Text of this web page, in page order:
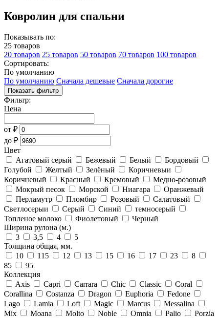
Ковролин для спальни
Показывать по:
25 товаров
20 товаров 25 товаров 50 товаров 70 товаров 100 товаров
Сортировать:
По умолчанию
По умолчанию Сначала дешевые Сначала дорогие
Показать фильтр
Фильтр:
Цена
от ₽
до ₽
Цвет
Агатовый серый
Бежевый Белый
Бордовый
Голубой
Желтый Зелёный
Коричневыи
Коричневый
Красный Кремовый
Медно-розовый
Мокрый песок
Морской Ниагара
Оранжевый
Перламутр
Пломбир Розовый
Салатовый
Светлосерыи
Серый Синий
темносерый
Топленое молоко
Фиолетовый
Черный
Ширина рулона (м.)
3
3,5 4
5
Толщина общая, мм.
10
115 12 13 15 16 17 23
8
85
95
Коллекция
Axis
Capri Carrara Chic Classic
Coral
Corallina
Costanza Dragon Euphoria
Fedone
Lago
Lamia Loft Magic Marcus
Messalina
Mix
Moana Molto Noble Omnia Palio
Porzia